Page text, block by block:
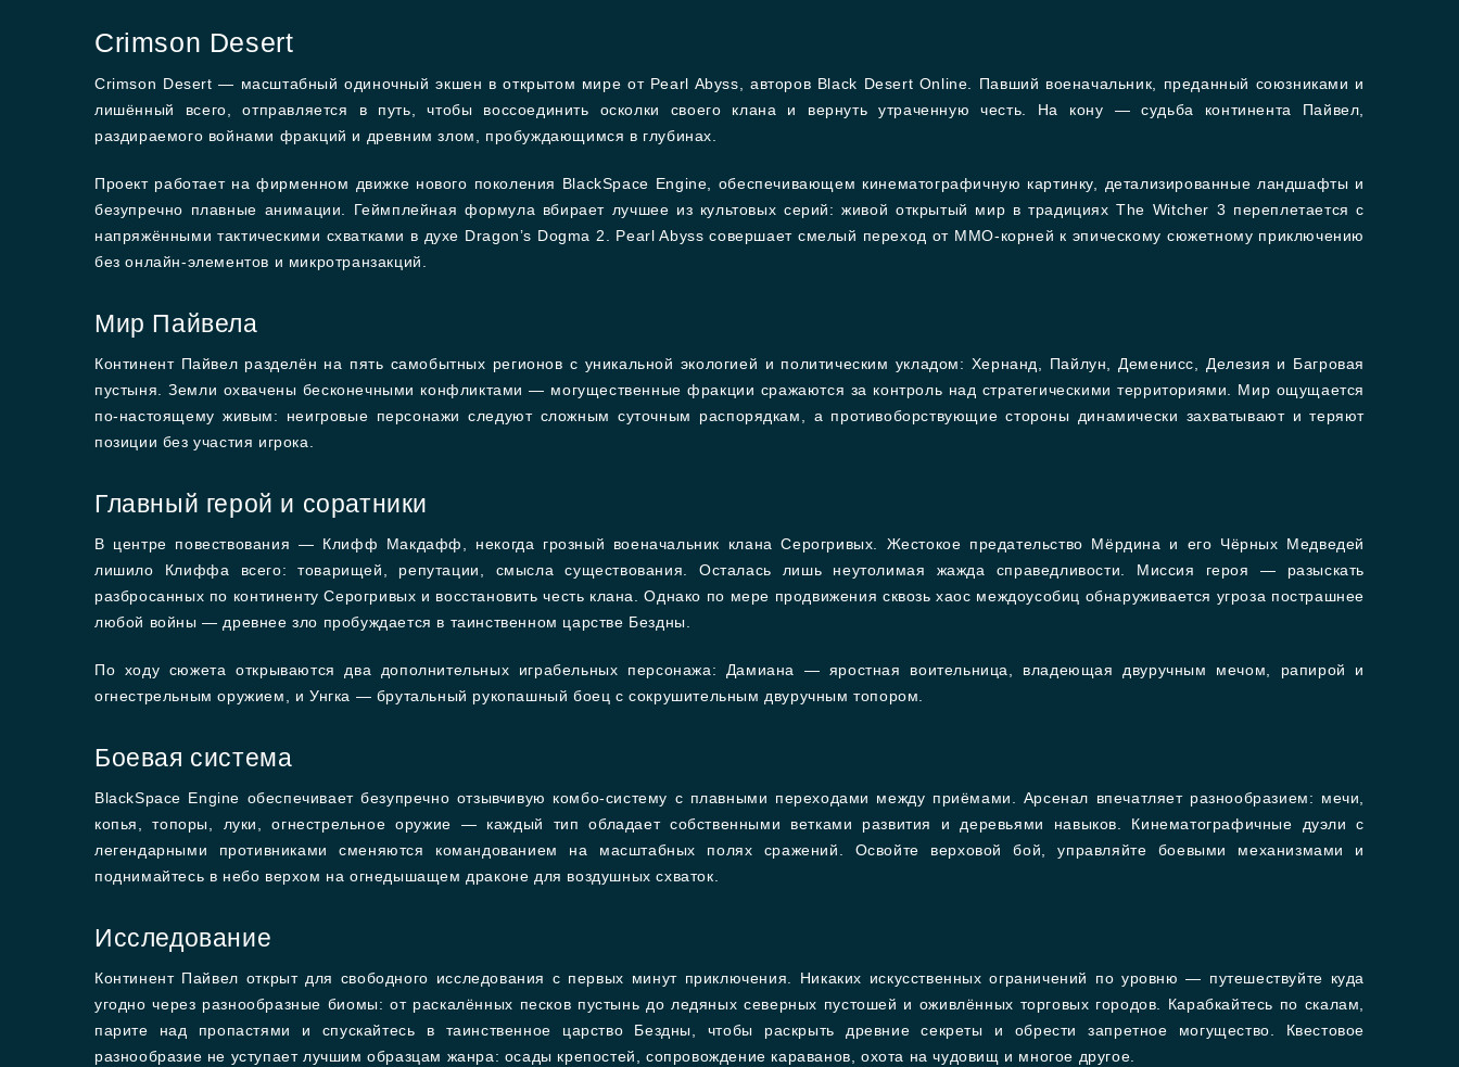
Crimson Desert
Crimson Desert — масштабный одиночный экшен в открытом мире от Pearl Abyss, авторов Black Desert Online. Павший военачальник, преданный союзниками и
лишённый всего, отправляется в путь, чтобы воссоединить осколки своего клана и вернуть утраченную честь. На кону — судьба континента Пайвел,
раздираемого войнами фракций и древним злом, пробуждающимся в глубинах.
Проект работает на фирменном движке нового поколения BlackSpace Engine, обеспечивающем кинематографичную картинку, детализированные ландшафты и
безупречно плавные анимации. Геймплейная формула вбирает лучшее из культовых серий: живой открытый мир в традициях The Witcher 3 переплетается с
напряжёнными тактическими схватками в духе Dragon’s Dogma 2. Pearl Abyss совершает смелый переход от MMO-корней к эпическому сюжетному приключению
без онлайн-элементов и микротранзакций.
Мир Пайвела
Континент Пайвел разделён на пять самобытных регионов с уникальной экологией и политическим укладом: Хернанд, Пайлун, Деменисс, Делезия и Багровая
пустыня. Земли охвачены бесконечными конфликтами — могущественные фракции сражаются за контроль над стратегическими территориями. Мир ощущается
по-настоящему живым: неигровые персонажи следуют сложным суточным распорядкам, а противоборствующие стороны динамически захватывают и теряют
позиции без участия игрока.
Главный герой и соратники
В центре повествования — Клифф Макдафф, некогда грозный военачальник клана Серогривых. Жестокое предательство Мёрдина и его Чёрных Медведей
лишило Клиффа всего: товарищей, репутации, смысла существования. Осталась лишь неутолимая жажда справедливости. Миссия героя — разыскать
разбросанных по континенту Серогривых и восстановить честь клана. Однако по мере продвижения сквозь хаос междоусобиц обнаруживается угроза пострашнее
любой войны — древнее зло пробуждается в таинственном царстве Бездны.
По ходу сюжета открываются два дополнительных играбельных персонажа: Дамиана — яростная воительница, владеющая двуручным мечом, рапирой и
огнестрельным оружием, и Унгка — брутальный рукопашный боец с сокрушительным двуручным топором.
Боевая система
BlackSpace Engine обеспечивает безупречно отзывчивую комбо-систему с плавными переходами между приёмами. Арсенал впечатляет разнообразием: мечи,
копья, топоры, луки, огнестрельное оружие — каждый тип обладает собственными ветками развития и деревьями навыков. Кинематографичные дуэли с
легендарными противниками сменяются командованием на масштабных полях сражений. Освойте верховой бой, управляйте боевыми механизмами и
поднимайтесь в небо верхом на огнедышащем драконе для воздушных схваток.
Исследование
Континент Пайвел открыт для свободного исследования с первых минут приключения. Никаких искусственных ограничений по уровню — путешествуйте куда
угодно через разнообразные биомы: от раскалённых песков пустынь до ледяных северных пустошей и оживлённых торговых городов. Карабкайтесь по скалам,
парите над пропастями и спускайтесь в таинственное царство Бездны, чтобы раскрыть древние секреты и обрести запретное могущество. Квестовое
разнообразие не уступает лучшим образцам жанра: осады крепостей, сопровождение караванов, охота на чудовищ и многое другое.